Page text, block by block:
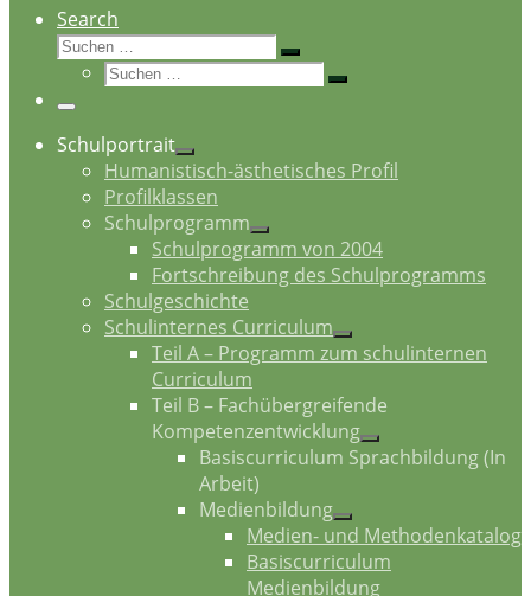
Search
Suche
Suchen …
Suche
Suchen …
Menü
Schulportrait
Humanistisch-ästhetisches Profil
Profilklassen
Schulprogramm
Schulprogramm von 2004
Fortschreibung des Schulprogramms
Schulgeschichte
Schulinternes Curriculum
Teil A – Programm zum schulinternen
Curriculum
Teil B – Fachübergreifende
Kompetenzentwicklung
Basiscurriculum Sprachbildung (In
Arbeit)
Medienbildung
Medien- und Methodenkatalog
Basiscurriculum
Medienbildung